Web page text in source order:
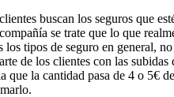
buscan los seguros que
se trate que lo que
los tipos de seguro en general,
de los clientes con las subidas
la cantidad pasa de 4 o 5€